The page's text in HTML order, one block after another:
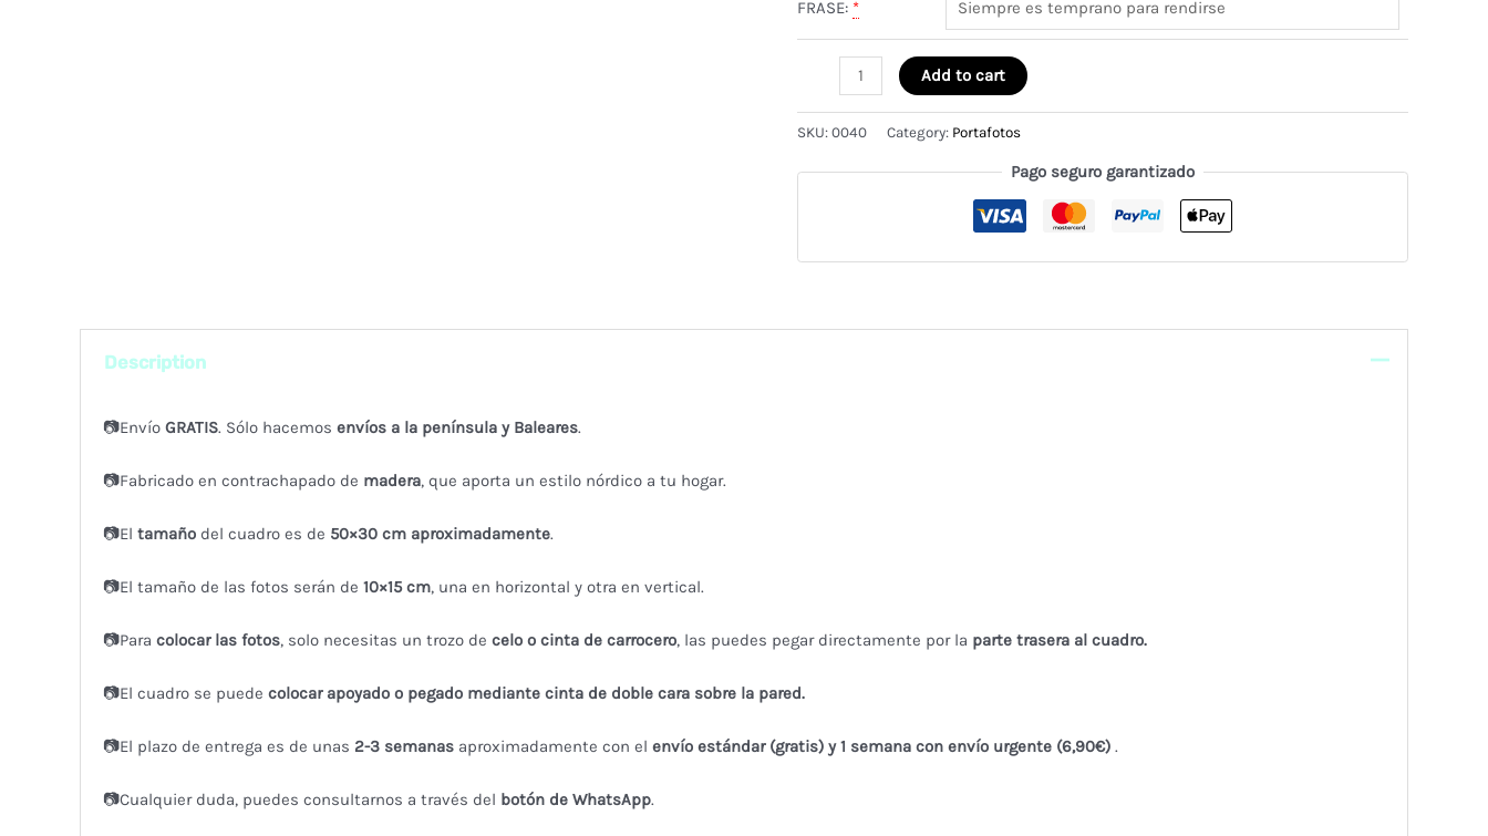
FRASE: *
Portafotos
personalizado
quantity
Add to cart
SKU: 0040 Category: Portafotos
Pago seguro garantizado
Description
📷Envío GRATIS. Sólo hacemos envíos a la península y Baleares.
📷Fabricado en contrachapado de madera, que aporta un estilo nórdico a tu hogar.
📷El tamañodel cuadro es de 50×30 cm aproximadamente.
📷El tamaño de las fotos serán de 10×15 cm, una en horizontal y otra en vertical.
📷Para colocar las fotos, solo necesitas un trozo de celo o cinta de carrocero, las puedes pegar directamente por la parte trasera al cuadro.
📷El cuadro se puede colocar apoyado o pegado mediante cinta de doble cara sobre la pared.
📷El plazo de entrega es de unas 2-3 semanas aproximadamente con el envío estándar (gratis) y 1 semana con envío urgente (6,90€).
📷Cualquier duda, puedes consultarnos a través del botón de WhatsApp.